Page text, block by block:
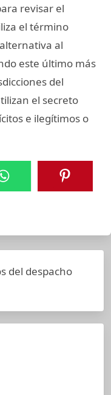
revisar el
el término
al
este último más
del
el secreto
e ilegítimos o
del despacho